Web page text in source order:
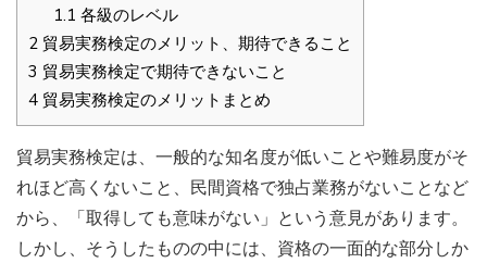
1.1 各級のレベル
2 貿易実務検定のメリット、期待できること
3 貿易実務検定で期待できないこと
4 貿易実務検定のメリットまとめ
貿易実務検定は、一般的な知名度が低いことや難易度がそ
れほど高くないこと、民間資格で独占業務がないことなど
から、「取得しても意味がない」という意見があります。
しかし、そうしたものの中には、資格の一面的な部分しか